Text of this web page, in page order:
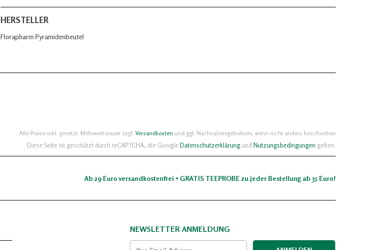
HERSTELLER
Florapharm Pyramidenbeutel
Alle Preise inkl. gesetzl. Mehrwertsteuer zzgl. Versandkosten und ggf. Nachnahmegebühren, wenn nicht anders beschrieben
Diese Seite ist geschützt durch reCAPTCHA, die GoogleDatenschutzerklärungund Nutzungsbedingungen gelten.
Ab 29 Euro versandkostenfrei • GRATIS TEEPROBE zu jeder Bestellung ab 35 Euro!
NEWSLETTER ANMELDUNG